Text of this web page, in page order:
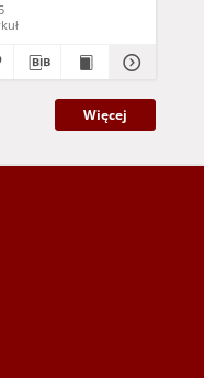
Więcej